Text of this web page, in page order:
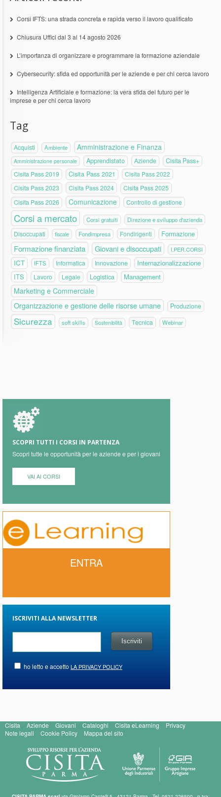
Corsi IFTS: una strada concreta e rapida verso il lavoro qualificato
Chiusura Uffici dal 3 al 14 agosto 2026
L’importanza di organizzare e programmare la formazione aziendale
Cybersecurity: sfida ed opportunità per le aziende e per chi cerca lavoro
Intelligenza Artificiale e formazione: la vera sfida del futuro per le
imprese e per chi cerca lavoro
Tag
Acquisti Ambiente Amministrazione e Finanza
Amministrazione personale Apprendistato Aziende
Cisita Pass+
Cisita Pass 2019
Cisita Pass 2021 Cisita Pass 2022
Cisita Pass 2023 Cisita Pass 2024
Cisita Pass 2025
Cisita Pass 2026
Comunicazione Controllo di gestione
Corsi a mercato Corsi gratuiti Direzione e sviluppo d'azienda
Disoccupati fiscale Fondimpresa Fondirigenti Formazione
Formazione finanziata Giovani e disoccupati I.PER.CORSI
ICT IFTS Informatica Innovazione
Internazionalizzazione
ITS
Lavoro Legale Logistica Management
Marketing e Commerciale
Organizzazione e gestione delle risorse umane Produzione
Sicurezza soft skills Sostenibilità Tecnica Webinar
SCOPRI TUTTI I CORSI IN PARTENZA
Scopri tutte le opportunità per le aziende e per i giovani
VAI AI CORSI
ENTRA
ISCRIVITI ALLA NEWSLETTER
ho letto e accetto LA PRIVACY POLICY
Cisita Aziende Giovani Cataloghi Cisita eLearning
Privacy
Note legali
Cookie Policy Mappa del sito